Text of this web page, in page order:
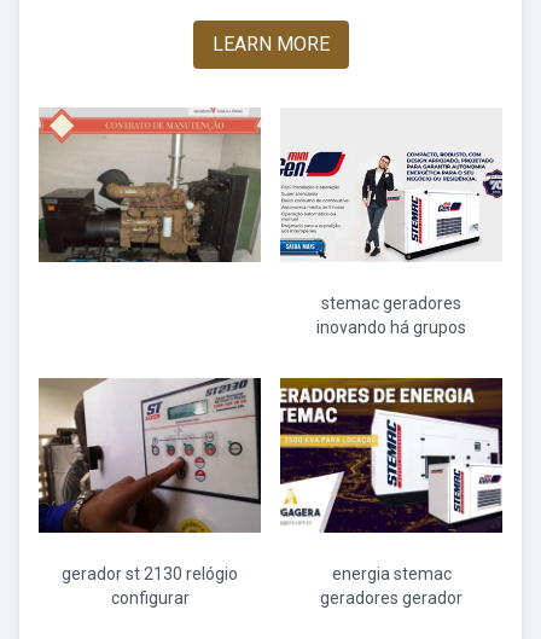
LEARN MORE
stemac geradores
inovando há grupos
gerador st 2130 relógio
configurar
energia stemac
geradores gerador